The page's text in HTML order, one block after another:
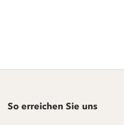
So erreichen Sie uns